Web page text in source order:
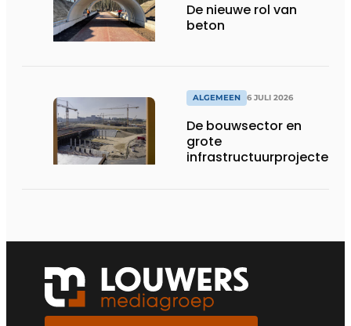
De nieuwe rol van
beton
ALGEMEEN 6 JULI 2026
De bouwsector en
grote
infrastructuurprojecten